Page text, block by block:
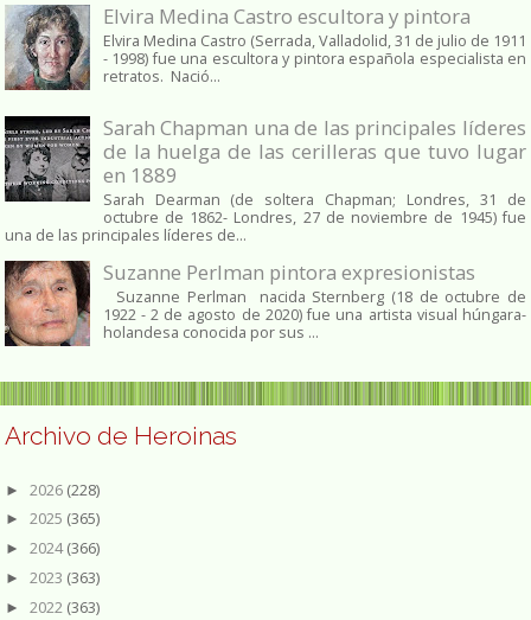
Elvira Medina Castro escultora y pintora
Elvira Medina Castro (Serrada, Valladolid, 31 de julio de 1911
- 1998) fue una escultora y pintora española especialista en
retratos. Nació...
Sarah Chapman una de las principales líderes
de la huelga de las cerilleras que tuvo lugar
en 1889
Sarah Dearman (de soltera Chapman; Londres, 31 de
octubre de 1862​- Londres, 27 de noviembre de 1945)​ fue
una de las principales líderes de...
Suzanne Perlman pintora expresionistas
Suzanne Perlman nacida Sternberg (18 de octubre de
1922 - 2 de agosto de 2020) fue una artista visual húngara-
holandesa conocida por sus ...
Archivo de Heroinas
► 2026 (228)
► 2025 (365)
► 2024(366)
► 2023 (363)
► 2022 (363)